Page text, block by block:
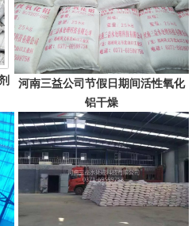
河南三益公司节假日期间活性氧化
铝干燥